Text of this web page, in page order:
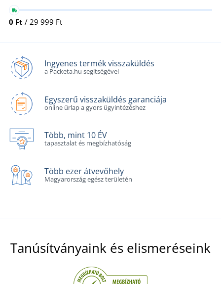
0 Ft / 29 999 Ft
Ingyenes termék visszaküldés
a Packeta.hu segítségével
Egyszerű visszaküldés garanciája
online űrlap a gyors ügyintézéshez
Több, mint 10 ÉV
tapasztalat és megbízhatóság
Több ezer átvevőhely
Magyarország egész területén
Tanúsítványaink és elismeréseink